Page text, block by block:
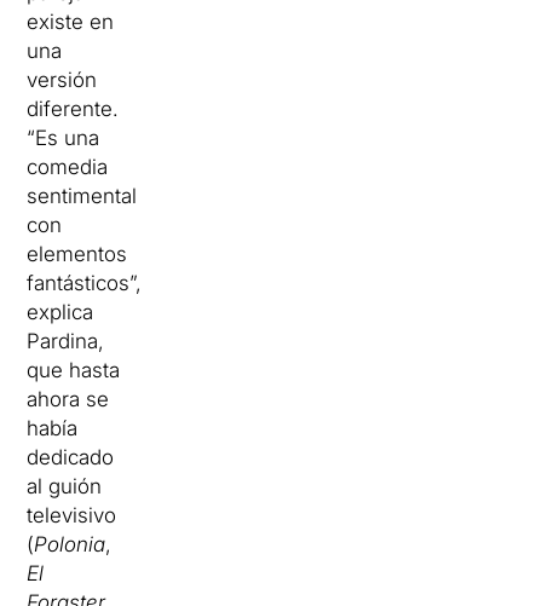
existe en
una
versión
diferente.
“Es una
comedia
sentimental
con
elementos
fantásticos”,
explica
Pardina,
que hasta
ahora se
había
dedicado
al guión
televisivo
(Polonia,
El